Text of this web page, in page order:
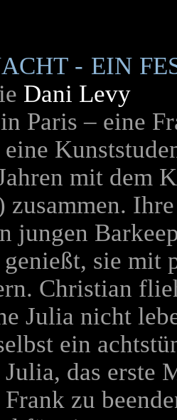
- EIN
Dani Levy
Paris – eine
eine
mit dem
zusammen.
jungen
genießt, sie mit
Christian
Julia nicht
ein
das erste
zu